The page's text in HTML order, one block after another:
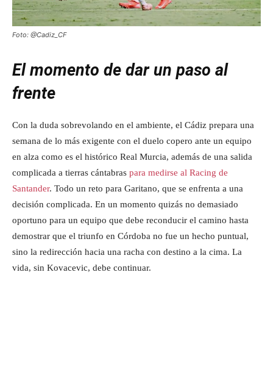
Foto: @Cadiz_CF
El momento de dar un paso al
frente
Con la duda sobrevolando en el ambiente, el Cádiz prepara una
semana de lo más exigente con el duelo copero ante un equipo
en alza como es el histórico Real Murcia, además de una salida
complicada a tierras cántabras para medirse al Racing de
Santander. Todo un reto para Garitano, que se enfrenta a una
decisión complicada. En un momento quizás no demasiado
oportuno para un equipo que debe reconducir el camino hasta
demostrar que el triunfo en Córdoba no fue un hecho puntual,
sino la redirección hacia una racha con destino a la cima. La
vida, sin Kovacevic, debe continuar.